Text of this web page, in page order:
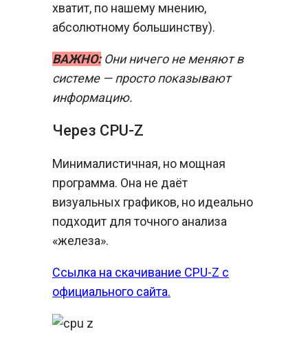
хватит, по нашему мнению,
абсолютному большинству).
ВАЖНО:Они ничего не меняют в
системе — просто показывают
информацию.
Через CPU-Z
Минималистичная, но мощная
программа. Она не даёт
визуальных графиков, но идеально
подходит для точного анализа
«железа».
Ссылка на скачивание CPU-Z с
официального сайта.